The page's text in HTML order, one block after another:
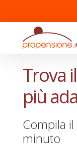
Calcolo
Partners
Trova
più
Compila
minuto